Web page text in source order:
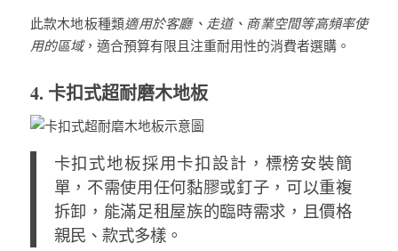
此款木地板種類適用於客廳、走道、商業空間等高頻率使
用的區域，適合預算有限且注重耐用性的消費者選購。
4. 卡扣式超耐磨木地板
卡扣式地板採用卡扣設計，標榜安裝簡
單，不需使用任何黏膠或釘子，可以重複
拆卸，能滿足租屋族的臨時需求，且價格
親民、款式多樣。